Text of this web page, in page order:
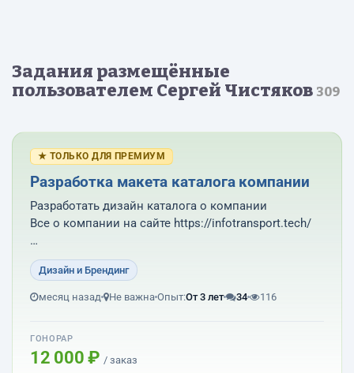
Задания размещённые
пользователем Сергей Чистяков 309
★ ТОЛЬКО ДЛЯ ПРЕМИУМ
Разработка макета каталога компании
Разработать дизайн каталога о компании
Все о компании на сайте https://infotransport.tech/
Весь материал для каталога брать с сайта
Результат работы: пдф макет подготовленный для
Т...
Дизайн и Брендинг
месяц назад Не важна Опыт:От 3 лет 34 116
ГОНОРАР
12 000 ₽ / заказ